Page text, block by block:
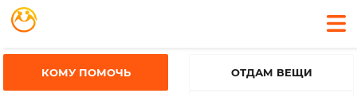
КОМУ ПОМОЧЬ ОТДАМ ВЕЩИ